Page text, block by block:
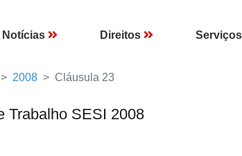
Notícias Direitos Serviços
2008 Cláusula 23
Trabalho SESI 2008